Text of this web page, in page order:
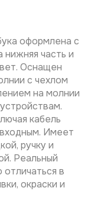
оформлена с
часть и
Оснащен
с чехлом
на молнии
кабель
Имеет
ручку и
Реальный
в
окраски и